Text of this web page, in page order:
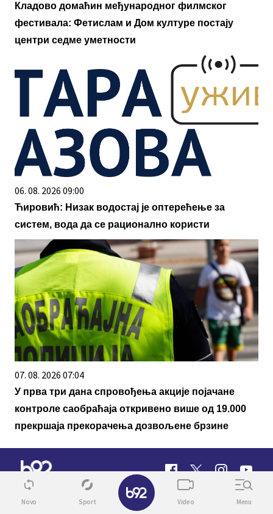
Кладово домаћин међународног филмског
фестивала: Фетислам и Дом културе постају
центри седме уметности
06. 08. 2026 09:00
Ћировић: Низак водостај је оптерећење за
систем, вода да се рационално користи
07. 08. 2026 07:04
У прва три дана спровођења акције појачане
контроле саобраћаја откривено више од 19.000
прекршаја прекорачења дозвољене брзине
Novo Sport Video Menu
✕